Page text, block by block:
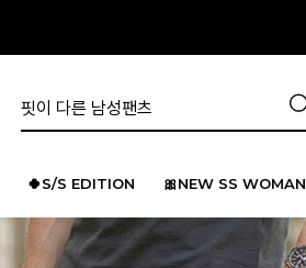
🍀S/S EDITION 🎀NEW SS WOMAN